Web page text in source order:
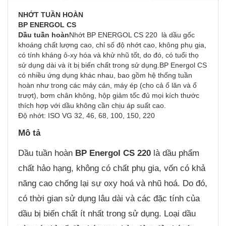
NHỚT TUẦN HOÀN
BP ENERGOL CS
Dầu tuần hoànNhớt BP ENERGOL CS 220 là dầu gốc
khoáng chất lượng cao, chỉ số độ nhớt cao, không phụ gia,
có tính kháng ô-xy hóa và khử nhũ tốt, do đó, có tuổi thọ
sử dụng dài và ít bị biến chất trong sử dụng.BP Energol CS
có nhiều ứng dụng khác nhau, bao gồm hệ thống tuần
hoàn như trong các máy cán, máy ép (cho cả ổ lăn và ổ
trượt), bơm chân không, hộp giảm tốc đủ mọi kích thước
thích hợp với dầu không cần chịu áp suất cao.
Độ nhớt: ISO VG 32, 46, 68, 100, 150, 220
Mô tả
Dầu tuần hoàn BP Energol CS 220 là dầu phẩm
chất hảo hạng, không có chất phụ gia, vốn có khả
năng cao chống lại sự oxy hoá và nhũ hoá. Do đó,
có thời gian sử dụng lâu dài và các đặc tính của
dầu bị biến chất ít nhất trong sử dụng. Loại dầu